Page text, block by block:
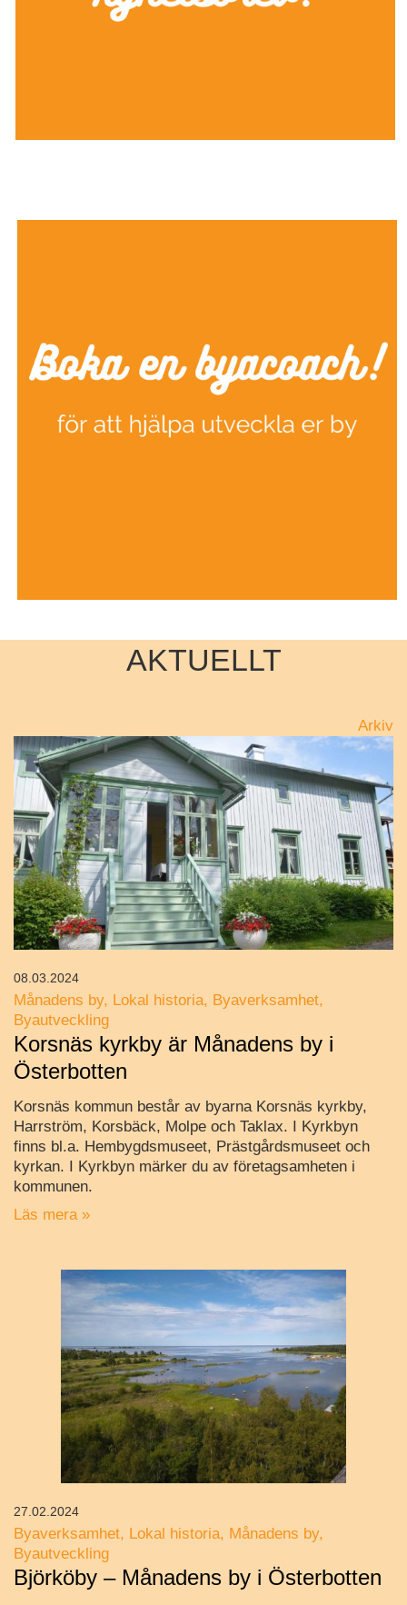
AKTUELLT
Arkiv
Månadens by Lokal historia Byaverksamhet
Byautveckling
Korsnäs kyrkby är Månadens by i
Österbotten
Korsnäs kommun består av byarna Korsnäs kyrkby,
Harrström, Korsbäck, Molpe och Taklax. I Kyrkbyn
finns bl.a. Hembygdsmuseet, Prästgårdsmuseet och
kyrkan. I Kyrkbyn märker du av företagsamheten i
kommunen.
Läs mera »
08.03.2024
Byaverksamhet Lokal historia
Månadens by
Byautveckling
Björköby – Månadens by i Österbotten
27.02.2024